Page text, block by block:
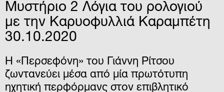
Μυστήριο 2 Λόγια του ρολογιού
με την Καρυοφυλλιά Καραμπέτη
30.10.2020
Η «Περσεφόνη» του Γιάννη Ρίτσου
ζωντανεύει μέσα από μία πρωτότυπη
ηχητική περφόρμανς στον επιβλητικό